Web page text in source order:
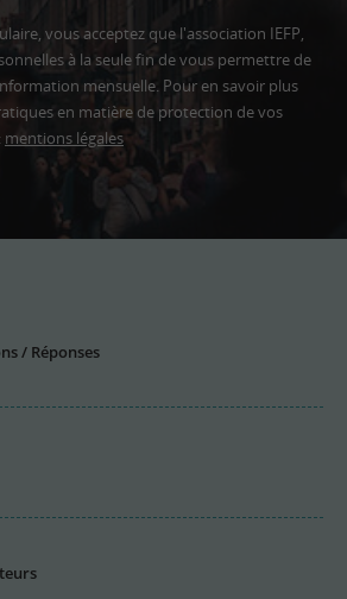
vous acceptez que l'association IEFP,
à la seule fin de vous permettre de
mensuelle. Pour en savoir plus
en matière de protection de vos
mentions légales
/ Réponses